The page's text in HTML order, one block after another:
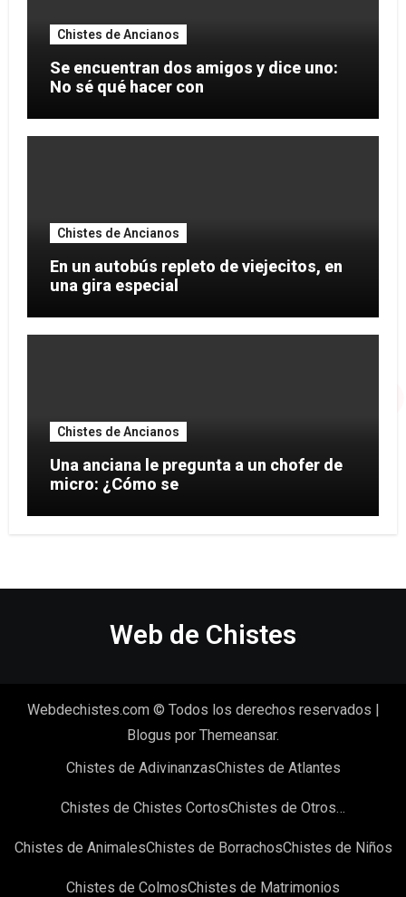
Chistes de Ancianos
Se encuentran dos amigos y dice uno:
No sé qué hacer con
Chistes de Ancianos
En un autobús repleto de viejecitos, en
una gira especial
Chistes de Ancianos
Una anciana le pregunta a un chofer de
micro: ¿Cómo se
Web de Chistes
Webdechistes.com © Todos los derechos reservados
Blogus por Themeansar.
Chistes de AdivinanzasChistes de Atlantes
Chistes de Chistes CortosChistes de Otros…
Chistes de AnimalesChistes de BorrachosChistes de Niños
Chistes de ColmosChistes de Matrimonios